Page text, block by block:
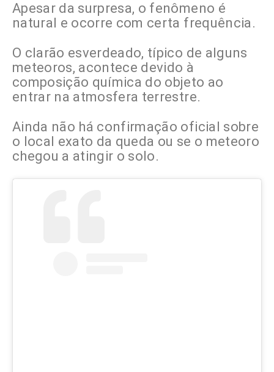
Apesar da surpresa, o fenômeno é
natural e ocorre com certa frequência.
O clarão esverdeado, típico de alguns
meteoros, acontece devido à
composição química do objeto ao
entrar na atmosfera terrestre.
Ainda não há confirmação oficial sobre
o local exato da queda ou se o meteoro
chegou a atingir o solo.